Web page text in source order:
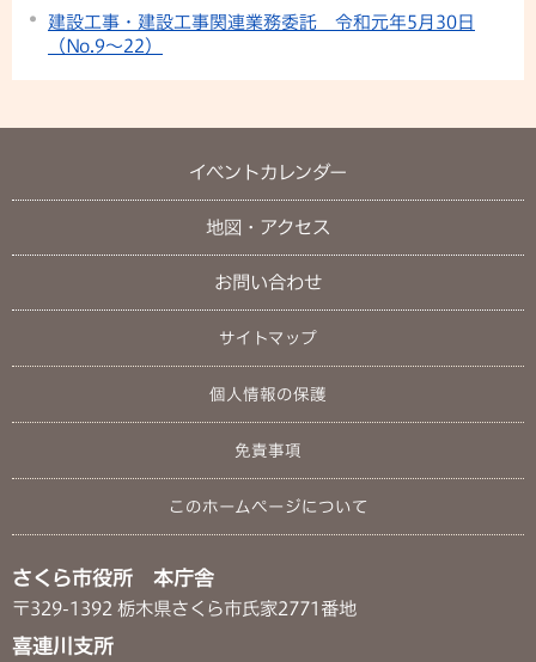
建設工事・建設工事関連業務委託 令和元年5月30日
（No.9～22）
イベントカレンダー
地図・アクセス
お問い合わせ
サイトマップ
個人情報の保護
免責事項
このホームページについて
さくら市役所 本庁舎
〒329-1392 栃木県さくら市氏家2771番地
喜連川支所